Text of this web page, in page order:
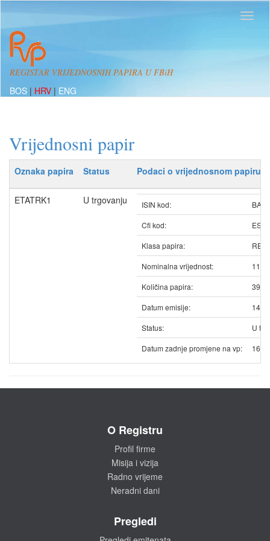
REGISTAR VRIJEDNOSNIH PAPIRA U FBiH
BOS | HRV | ENG
Vrijednosni papir
Oznaka papira Status Podaci o vrijednosnom papiru
ETATRK1 U trgovanju ISIN kod:
Cfi kod:
Klasa papira:
Nominalna vrijednost:
11.00
Količina papira:
Datum emisije:
Status:
U
Datum zadnje promjene na vp:
O Registru
Profil firme
Misija i vizija
Radno vrijeme
Neradni dani
Pregledi